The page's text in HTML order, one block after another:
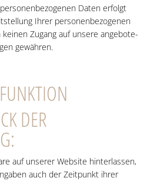
Daten erfolgt
Ihrer per­so­nen­be­zo­ge­nen
Zugang auf unse­re ange­bo­te­
gewähren.
DER
auf unse­rer Web­site hin­ter­las­sen,
auch der Zeit­punkt ihrer